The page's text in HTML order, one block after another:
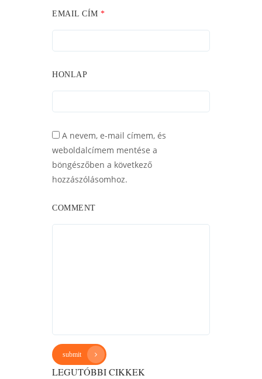
EMAIL CÍM *
HONLAP
A nevem, e-mail címem, és
weboldalcímem mentése a
böngészőben a következő
hozzászólásomhoz.
COMMENT
submit
LEGUTÓBBI CIKKEK